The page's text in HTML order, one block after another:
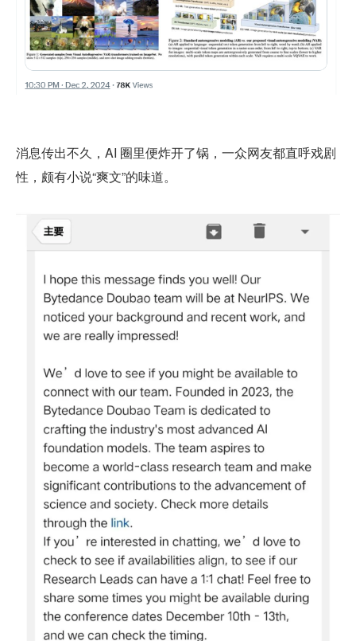
消息传出不久，AI 圈里便炸开了锅，一众网友都直呼戏剧
性，颇有小说“爽文”的味道。